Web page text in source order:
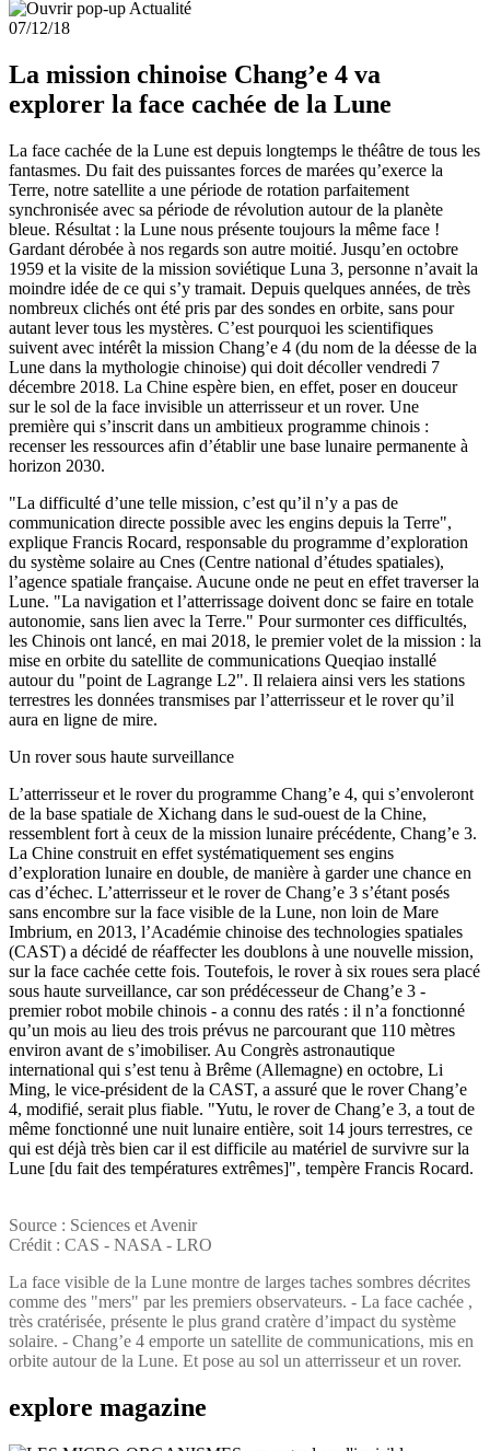
07/12/18
La mission chinoise Chang’e 4 va
explorer la face cachée de la Lune
La face cachée de la Lune est depuis longtemps le théâtre de tous les
fantasmes. Du fait des puissantes forces de marées qu’exerce la
Terre, notre satellite a une période de rotation parfaitement
synchronisée avec sa période de révolution autour de la planète
bleue. Résultat : la Lune nous présente toujours la même face !
Gardant dérobée à nos regards son autre moitié. Jusqu’en octobre
1959 et la visite de la mission soviétique Luna 3, personne n’avait la
moindre idée de ce qui s’y tramait. Depuis quelques années, de très
nombreux clichés ont été pris par des sondes en orbite, sans pour
autant lever tous les mystères. C’est pourquoi les scientifiques
suivent avec intérêt la mission Chang’e 4 (du nom de la déesse de la
Lune dans la mythologie chinoise) qui doit décoller vendredi 7
décembre 2018. La Chine espère bien, en effet, poser en douceur
sur le sol de la face invisible un atterrisseur et un rover. Une
première qui s’inscrit dans un ambitieux programme chinois :
recenser les ressources afin d’établir une base lunaire permanente à
horizon 2030.
"La difficulté d’une telle mission, c’est qu’il n’y a pas de
communication directe possible avec les engins depuis la Terre",
explique Francis Rocard, responsable du programme d’exploration
du système solaire au Cnes (Centre national d’études spatiales),
l’agence spatiale française. Aucune onde ne peut en effet traverser la
Lune. "La navigation et l’atterrissage doivent donc se faire en totale
autonomie, sans lien avec la Terre." Pour surmonter ces difficultés,
les Chinois ont lancé, en mai 2018, le premier volet de la mission : la
mise en orbite du satellite de communications Queqiao installé
autour du "point de Lagrange L2". Il relaiera ainsi vers les stations
terrestres les données transmises par l’atterrisseur et le rover qu’il
aura en ligne de mire.
Un rover sous haute surveillance
L’atterrisseur et le rover du programme Chang’e 4, qui s’envoleront
de la base spatiale de Xichang dans le sud-ouest de la Chine,
ressemblent fort à ceux de la mission lunaire précédente, Chang’e 3.
La Chine construit en effet systématiquement ses engins
d’exploration lunaire en double, de manière à garder une chance en
cas d’échec. L’atterrisseur et le rover de Chang’e 3 s’étant posés
sans encombre sur la face visible de la Lune, non loin de Mare
Imbrium, en 2013, l’Académie chinoise des technologies spatiales
(CAST) a décidé de réaffecter les doublons à une nouvelle mission,
sur la face cachée cette fois. Toutefois, le rover à six roues sera placé
sous haute surveillance, car son prédécesseur de Chang’e 3 -
premier robot mobile chinois - a connu des ratés : il n’a fonctionné
qu’un mois au lieu des trois prévus ne parcourant que 110 mètres
environ avant de s’imobiliser. Au Congrès astronautique
international qui s’est tenu à Brême (Allemagne) en octobre, Li
Ming, le vice-président de la CAST, a assuré que le rover Chang’e
4, modifié, serait plus fiable. "Yutu, le rover de Chang’e 3, a tout de
même fonctionné une nuit lunaire entière, soit 14 jours terrestres, ce
qui est déjà très bien car il est difficile au matériel de survivre sur la
Lune [du fait des températures extrêmes]", tempère Francis Rocard.
Source : Sciences et Avenir
Crédit : CAS - NASA - LRO
La face visible de la Lune montre de larges taches sombres décrites
comme des "mers" par les premiers observateurs. - La face cachée ,
très cratérisée, présente le plus grand cratère d’impact du système
solaire. - Chang’e 4 emporte un satellite de communications, mis en
orbite autour de la Lune. Et pose au sol un atterrisseur et un rover.
explore magazine